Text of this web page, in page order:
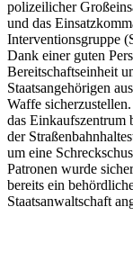
polizeilicher
und das
Interventionsgruppe
Dank einer guten
Bereitschaftseinheit
Staatsangehörigen
Waffe
das Einkaufszentrum
der
um eine
Patronen wurde
bereits ein
Staatsanwaltschaft